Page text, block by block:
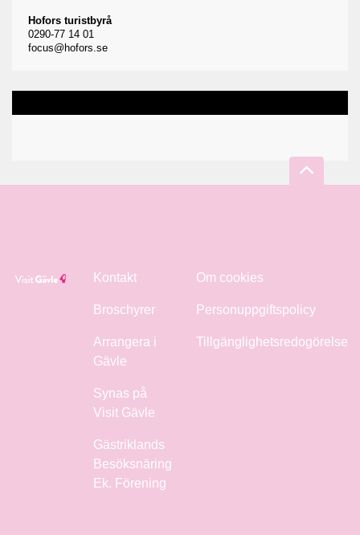
Hofors turistbyrå
0290-77 14 01
focus@hofors.se
Kontakt
Broschyrer
Arrangera i
Gävle
Synas på
Visit Gävle
Gästriklands
Besöksnäring
Ek. Förening
Om cookies
Personuppgiftspolicy
Tillgänglighetsredogörelse